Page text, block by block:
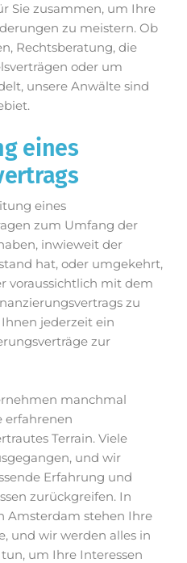
Sie zusammen, um Ihre
zu meistern. Ob
Rechtsberatung, die
oder um
unsere Anwälte sind
eines
eines
zum Umfang der
inwieweit der
hat, oder umgekehrt,
voraussichtlich mit dem
zu
jederzeit ein
zur
manchmal
erfahrenen
Terrain. Viele
und wir
Erfahrung und
zurückgreifen. In
Amsterdam stehen Ihre
und wir werden alles in
um Ihre Interessen